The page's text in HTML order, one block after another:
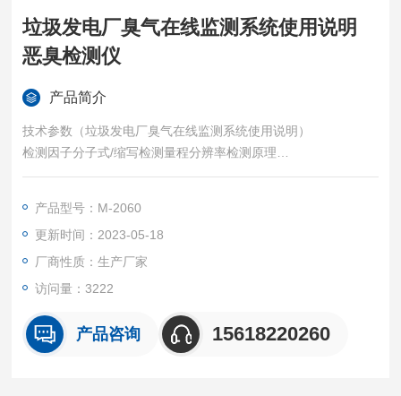
垃圾发电厂臭气在线监测系统使用说明
恶臭检测仪
产品简介
技术参数（垃圾发电厂臭气在线监测系统使用说明）
检测因子分子式/缩写检测量程分辨率检测原理
臭气OU0-5000（无量纲）1--
硫化氢H2S0-100ppm0.1ppm电化学
三加安C3H9N0-100ppm0.1ppm电化学
甲硫醇CH4S0-100ppm0.1ppm电化学
甲硫醚C2SH60-100ppm0.1ppm电化学
产品型号：M-2060
更新时间：2023-05-18
厂商性质：生产厂家
访问量：3222
产品咨询 15618220260